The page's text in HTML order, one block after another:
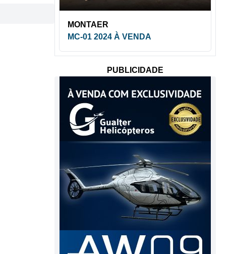
MONTAER
MC-01 2024 À VENDA
PUBLICIDADE